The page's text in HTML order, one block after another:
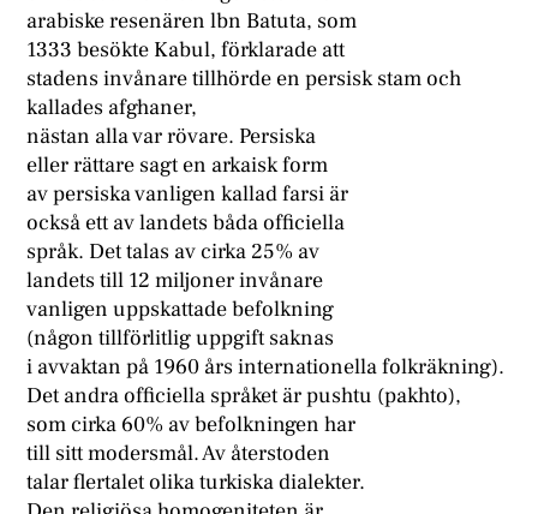
arabiske resenären lbn Batuta, som
1333 besökte Kabul, förklarade att
stadens invånare tillhörde en persisk stam och
kallades afghaner,
nästan alla var rövare. Persiska
eller rättare sagt en arkaisk form
av persiska vanligen kallad farsi är
också ett av landets båda officiella
språk. Det talas av cirka 25% av
landets till 12 miljoner invånare
vanligen uppskattade befolkning
(någon tillförlitlig uppgift saknas
i avvaktan på 1960 års internationella folkräkning).
Det andra officiella språket är pushtu (pakhto),
som cirka 60% av befolkningen har
till sitt modersmål. Av återstoden
talar flertalet olika turkiska dialekter.